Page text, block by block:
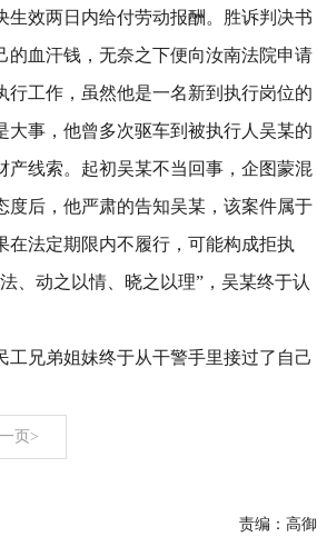
效两日内给付劳动报酬。胜诉判决书
血汗钱，无奈之下便向汝南法院申请
工作，虽然他是一名新到执行岗位的
事，他曾多次驱车到被执行人吴某的
线索。起初吴某不当回事，企图蒙混
后，他严肃的告知吴某，该案件属于
法定期限内不履行，可能构成拒执
、动之以情、晓之以理”，吴某终于认
兄弟姐妹终于从干警手里接过了自己
页>
责编：高御